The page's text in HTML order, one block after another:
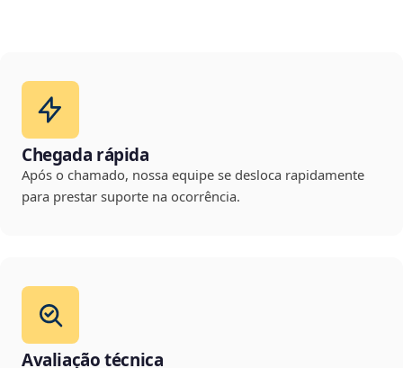
Chegada rápida
Após o chamado, nossa equipe se desloca rapidamente
para prestar suporte na ocorrência.
Avaliação técnica